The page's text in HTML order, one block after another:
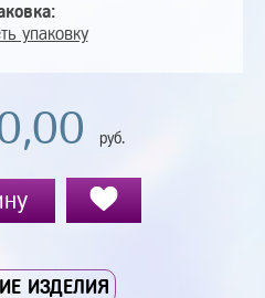
упаковку
руб.
ИЗДЕЛИЯ